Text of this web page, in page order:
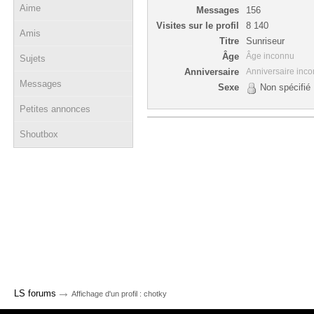
Aime
Amis
Sujets
Messages
Petites annonces
Shoutbox
Messages
156
Visites sur le profil
8 140
Titre
Sunriseur
Âge
Âge inconnu
Anniversaire Anniversaire
Sexe Non spécifié
LS forums → Affichage d'un profil : chotky